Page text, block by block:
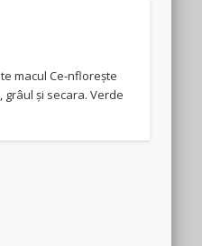
macul Ce-nflorește
și secara. Verde